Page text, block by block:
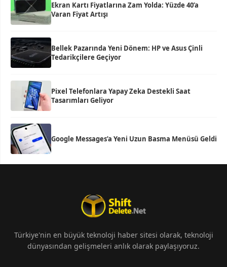
Ekran Kartı Fiyatlarına Zam Yolda: Yüzde 40’a
Varan Fiyat Artışı
Bellek Pazarında Yeni Dönem: HP ve Asus Çinli
Tedarikçilere Geçiyor
Pixel Telefonlara Yapay Zeka Destekli Saat
Tasarımları Geliyor
Google Messages’a Yeni Uzun Basma Menüsü Geldi
Türkiye'nin en büyük teknoloji haber sitesi olarak, teknoloji
dünyasından gelişmeleri anlık olarak paylaşıyoruz.